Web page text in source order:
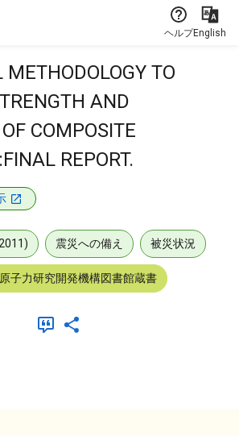
ヘルプEnglish
METHODOLOGY TO
AND
COMPOSITE
REPORT.
震災への備え 被災状況
子力研究開発機構図書館蔵書